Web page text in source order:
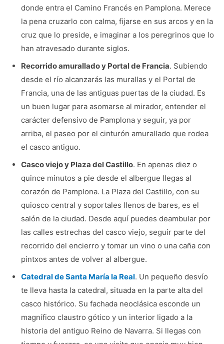
donde entra el Camino Francés en Pamplona. Merece
la pena cruzarlo con calma, fijarse en sus arcos y en la
cruz que lo preside, e imaginar a los peregrinos que lo
han atravesado durante siglos.
Recorrido amurallado y Portal de Francia. Subiendo
desde el río alcanzarás las murallas y el Portal de
Francia, una de las antiguas puertas de la ciudad. Es
un buen lugar para asomarse al mirador, entender el
carácter defensivo de Pamplona y seguir, ya por
arriba, el paseo por el cinturón amurallado que rodea
el casco antiguo.
Casco viejo y Plaza del Castillo. En apenas diez o
quince minutos a pie desde el albergue llegas al
corazón de Pamplona. La Plaza del Castillo, con su
quiosco central y soportales llenos de bares, es el
salón de la ciudad. Desde aquí puedes deambular por
las calles estrechas del casco viejo, seguir parte del
recorrido del encierro y tomar un vino o una caña con
pintxos antes de volver al albergue.
Catedral de Santa María la Real. Un pequeño desvío
te lleva hasta la catedral, situada en la parte alta del
casco histórico. Su fachada neoclásica esconde un
magnífico claustro gótico y un interior ligado a la
historia del antiguo Reino de Navarra. Si llegas con